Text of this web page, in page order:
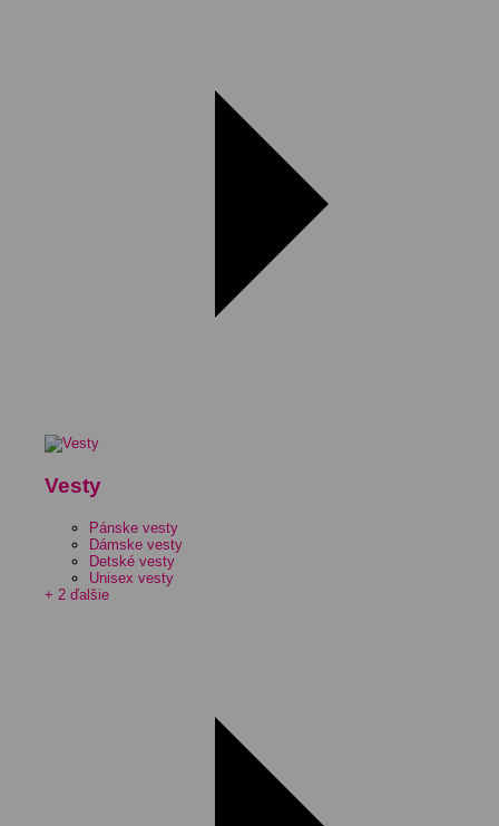
Vesty
Pánske vesty
Dámske vesty
Detské vesty
Unisex vesty
+ 2 ďalšie